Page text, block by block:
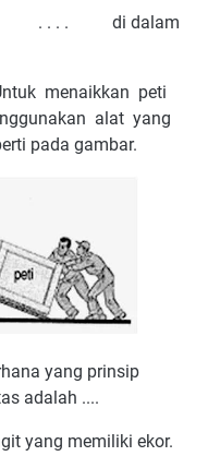
dari . . . . di dalam
menaikkan peti
alat yang
pada gambar.
yang prinsip
adalah ....
yang memiliki ekor.